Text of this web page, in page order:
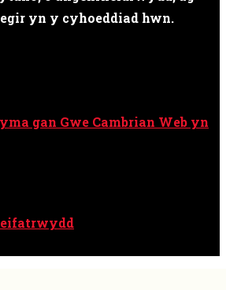
yn y cyhoeddiad hwn.
gan Gwe Cambrian Web yn